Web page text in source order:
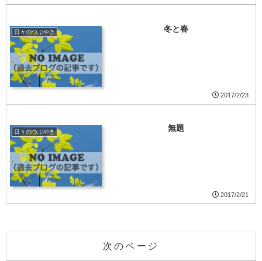
日々のつぶやき 冬と春
2017/2/23
日々のつぶやき 無題
2017/2/21
次のページ